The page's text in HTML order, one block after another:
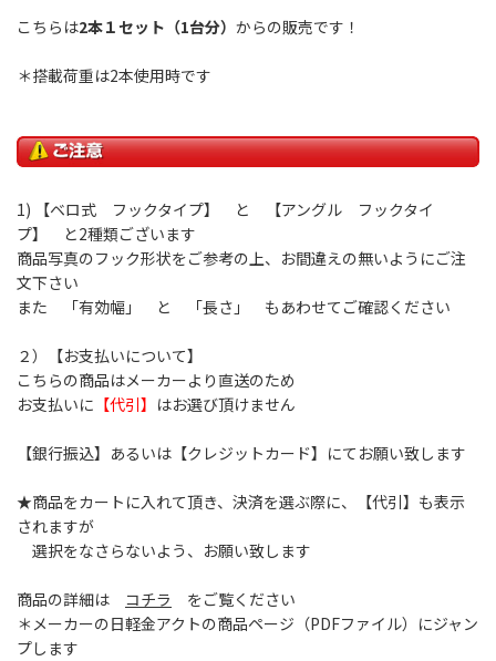
こちらは2本１セット（1台分） からの販売です！
＊搭載荷重は2本使用時です
1) 【ベロ式 フックタイプ】 と 【アングル フックタイ
プ】 と2種類ございます
商品写真のフック形状をご参考の上、お間違えの無いようにご注
文下さい
また 「有効幅」 と 「長さ」 もあわせてご確認ください
２）【お支払いについて】
こちらの商品はメーカーより直送のため
お支払いに 【代引】 はお選び頂けません
【銀行振込】あるいは【クレジットカード】にてお願い致します
★商品をカートに入れて頂き、決済を選ぶ際に、【代引】も表示
されますが
選択をなさらないよう、お願い致します
商品の詳細は コチラ をご覧ください
＊メーカーの日軽金アクトの商品ページ（PDFファイル）にジャン
プします